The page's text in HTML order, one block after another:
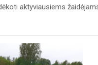
aktyviausiems